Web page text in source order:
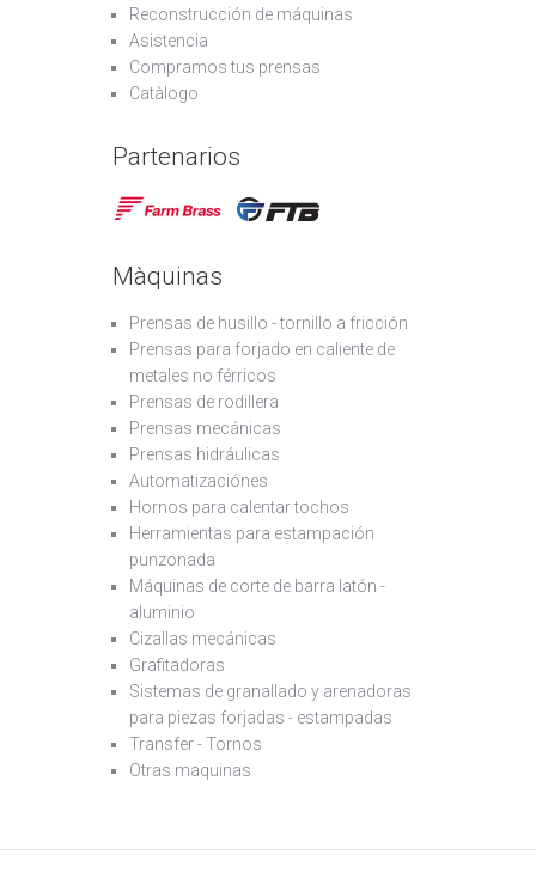
Reconstrucción de máquinas
Asistencia
Compramos tus prensas
Catàlogo
Partenarios
Màquinas
Prensas de husillo - tornillo a fricción
Prensas para forjado en caliente de
metales no férricos
Prensas de rodillera
Prensas mecánicas
Prensas hidráulicas
Automatizaciónes
Hornos para calentar tochos
Herramientas para estampación
punzonada
Máquinas de corte de barra latón -
aluminio
Cizallas mecánicas
Grafitadoras
Sistemas de granallado y arenadoras
para piezas forjadas - estampadas
Transfer - Tornos
Otras maquinas